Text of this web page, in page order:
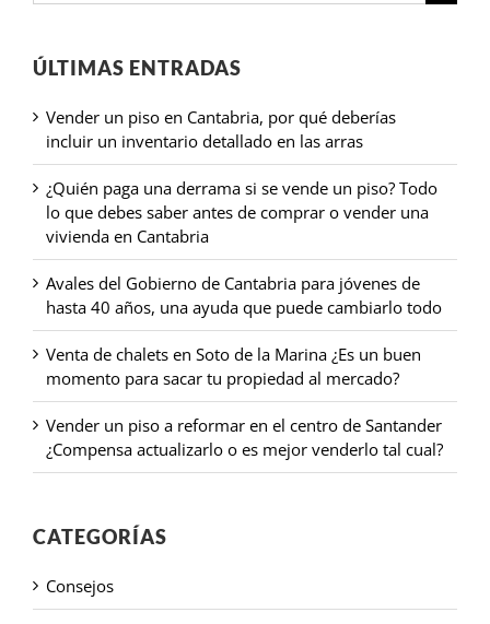
ÚLTIMAS ENTRADAS
Vender un piso en Cantabria, por qué deberías
incluir un inventario detallado en las arras
¿Quién paga una derrama si se vende un piso? Todo
lo que debes saber antes de comprar o vender una
vivienda en Cantabria
Avales del Gobierno de Cantabria para jóvenes de
hasta 40 años, una ayuda que puede cambiarlo todo
Venta de chalets en Soto de la Marina ¿Es un buen
momento para sacar tu propiedad al mercado?
Vender un piso a reformar en el centro de Santander
¿Compensa actualizarlo o es mejor venderlo tal cual?
CATEGORÍAS
Consejos